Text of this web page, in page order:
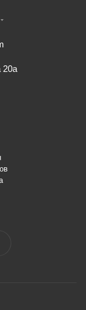
20а